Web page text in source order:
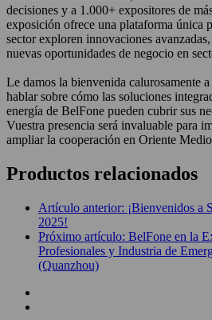
decisiones y a 1.000+ expositores de
exposición ofrece una plataforma única
sector exploren innovaciones
nuevas oportunidades de negocio en
Le damos la bienvenida calurosamente
hablar sobre cómo las soluciones
energía de BelFone pueden cubrir sus
Vuestra presencia será invaluable para
ampliar la cooperación en Oriente
Productos relacionados
Artículo anterior: ¡Bienvenidos
2025!
Próximo artículo: BelFone en la
Profesionales y Industria de
(Quanzhou)